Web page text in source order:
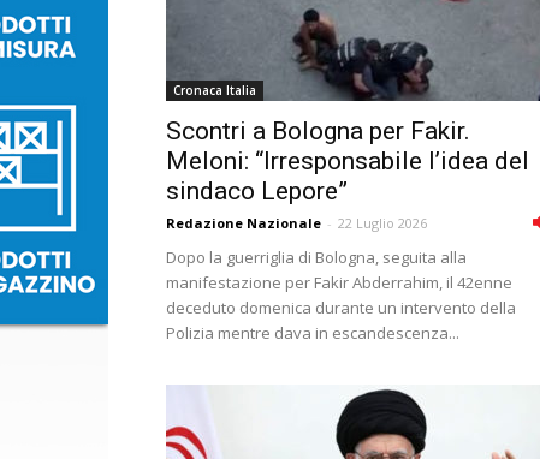
Cronaca Italia
Scontri a Bologna per Fakir.
Meloni: “Irresponsabile l’idea del
sindaco Lepore”
Redazione Nazionale - 22 Luglio 2026
Dopo la guerriglia di Bologna, seguita alla
manifestazione per Fakir Abderrahim, il 42enne
deceduto domenica durante un intervento della
Polizia mentre dava in escandescenza...